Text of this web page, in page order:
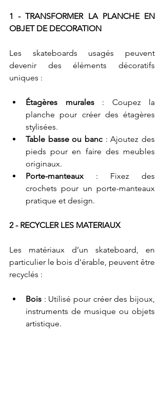
1 - TRANSFORMER LA PLANCHE EN
OBJET DE DECORATION
Les skateboards usagés peuvent
devenir des éléments décoratifs
uniques :
Étagères murales : Coupez la
planche pour créer des étagères
stylisées.
Table basse ou banc : Ajoutez des
pieds pour en faire des meubles
originaux.
Porte-manteaux : Fixez des
crochets pour un porte-manteaux
pratique et design.
2 - RECYCLER LES MATERIAUX
Les matériaux d’un skateboard, en
particulier le bois d'érable, peuvent être
recyclés :
Bois : Utilisé pour créer des bijoux,
instruments de musique ou objets
artistique.